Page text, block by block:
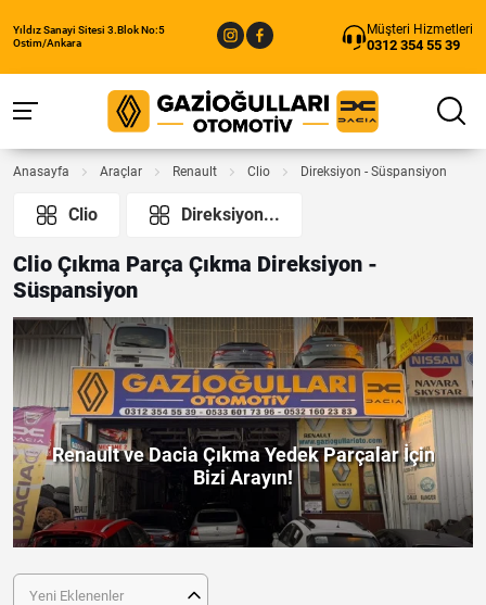
Yıldız Sanayi Sitesi 3.Blok No:5
Ostim/Ankara
Müşteri Hizmetleri
0312 354 55 39
Anasayfa Araçlar Renault Clio Direksiyon - Süspansiyon
Clio Direksiyon...
Clio Çıkma Parça Çıkma Direksiyon -
Süspansiyon
Renault ve Dacia Çıkma Yedek Parçalar İçin
Bizi Arayın!
Yeni Eklenenler